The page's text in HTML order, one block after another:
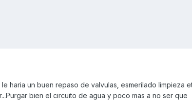
haria un buen repaso de valvulas, esmerilado limpieza
bien el circuito de agua y poco mas a no ser que